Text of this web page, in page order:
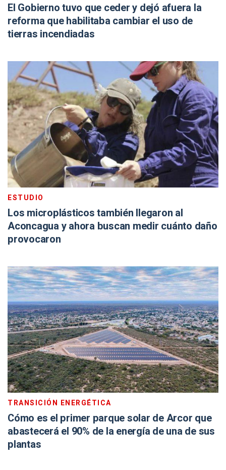
El Gobierno tuvo que ceder y dejó afuera la
reforma que habilitaba cambiar el uso de
tierras incendiadas
ESTUDIO
Los microplásticos también llegaron al
Aconcagua y ahora buscan medir cuánto daño
provocaron
TRANSICIÓN ENERGÉTICA
Cómo es el primer parque solar de Arcor que
abastecerá el 90% de la energía de una de sus
plantas